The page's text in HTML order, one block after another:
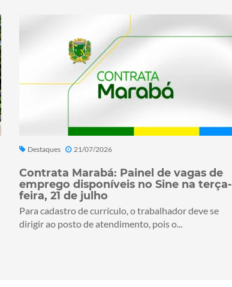
Destaques 21/07/2026
Contrata Marabá: Painel de vagas de
emprego disponíveis no Sine na terça-
feira, 21 de julho
Para cadastro de currículo, o trabalhador deve se
dirigir ao posto de atendimento, pois o...